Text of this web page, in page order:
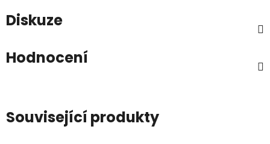
Diskuze
Hodnocení
Související produkty